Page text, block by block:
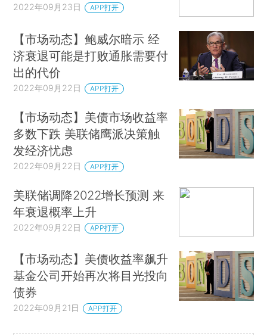
2022年09月23日 APP打开
【市场动态】鲍威尔暗示 经
济衰退可能是打败通胀需要付
出的代价
2022年09月22日 APP打开
【市场动态】美债市场收益率
多数下跌 美联储鹰派决策触
发经济忧虑
2022年09月22日 APP打开
美联储调降2022增长预测 来
年衰退概率上升
2022年09月22日 APP打开
【市场动态】美债收益率飙升
基金公司开始再次将目光投向
债券
2022年09月21日 APP打开